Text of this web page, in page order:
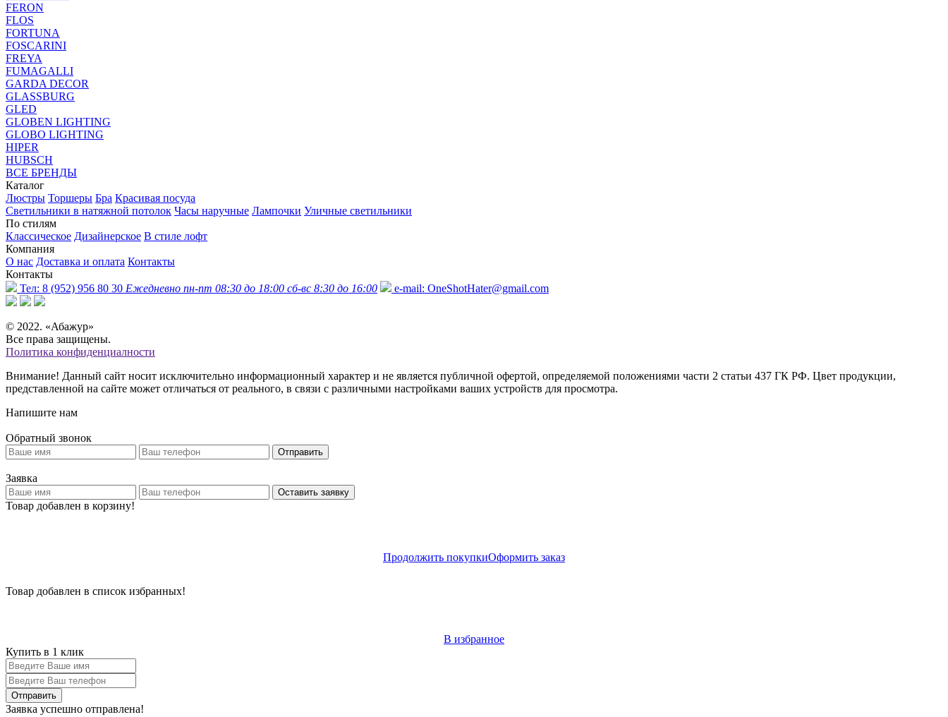
FERON
FLOS
FORTUNA
FOSCARINI
FREYA
FUMAGALLI
GARDA DECOR
GLASSBURG
GLED
GLOBEN LIGHTING
GLOBO LIGHTING
HIPER
HUBSCH
ВСЕ БРЕНДЫ
Каталог
Люстры Торшеры Бра Красивая посуда
Светильники в натяжной потолок Часы наручные Лампочки Уличные светильники
По стилям
Классическое Дизайнерское В стиле лофт
Компания
О нас Доставка и оплата Контакты
Контакты
Тел: 8 (952) 956 80 30 Ежедневно пн-пт 08:30 до 18:00 сб-вс 8:30 до 16:00 e-mail: OneShotHater@gmail.com
© 2022. «Абажур»
Все права защищены.
Политика конфиденциалности
Внимание! Данный сайт носит исключительно информационный характер и не является публичной офертой, определяемой положениями части 2 статьи 437 ГК РФ. Цвет продукции,
представленной на сайте может отличаться от реального, в связи с различными настройками ваших устройств для просмотра.
Напишите нам
Обратный звонок
Отправить
Заявка
Оставить заявку
Товар добавлен в корзину!
Продолжить покупкиОформить заказ
Товар добавлен в список избранных!
В избранное
Купить в 1 клик
Заявка успешно отправлена!